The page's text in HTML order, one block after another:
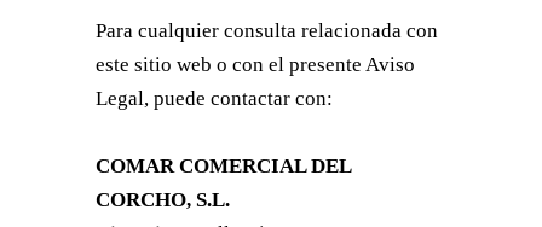
Para cualquier consulta relacionada con
este sitio web o con el presente Aviso
Legal, puede contactar con:
COMAR COMERCIAL DEL
CORCHO, S.L.